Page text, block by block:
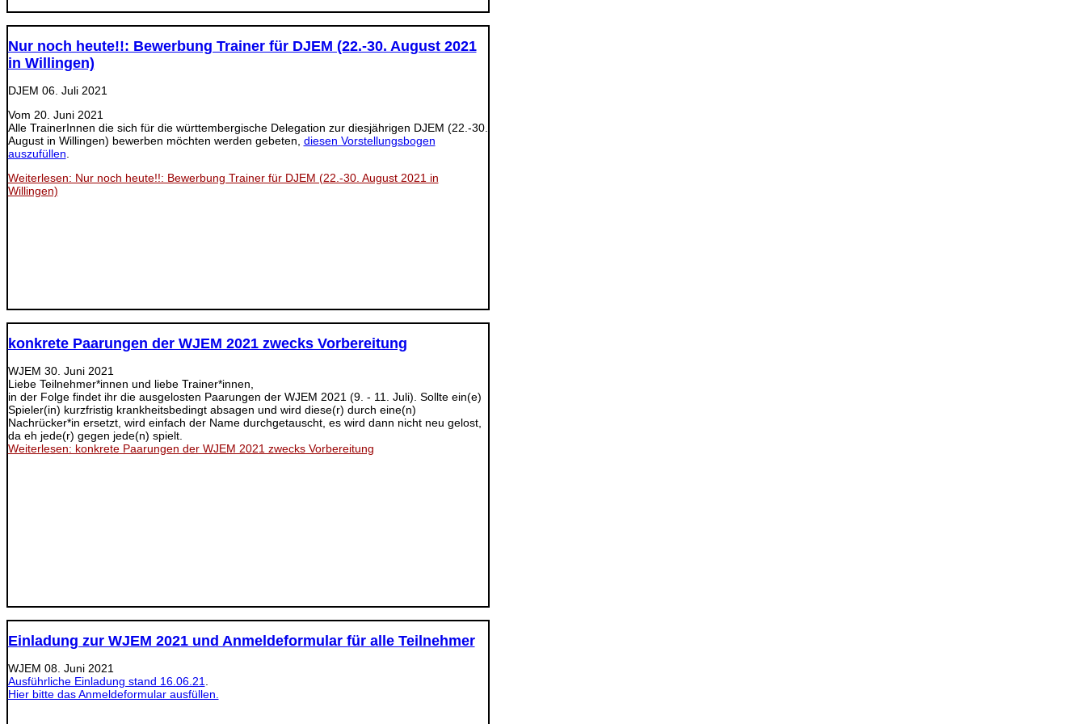
Nur noch heute!!: Bewerbung Trainer für DJEM (22.-30. August 2021
in Willingen)
DJEM 06. Juli 2021
Vom 20. Juni 2021
Alle TrainerInnen die sich für die württembergische Delegation zur diesjährigen DJEM (22.-30.
August in Willingen) bewerben möchten werden gebeten, diesen Vorstellungsbogen
auszufüllen.
Weiterlesen: Nur noch heute!!: Bewerbung Trainer für DJEM (22.-30. August 2021 in
Willingen)
konkrete Paarungen der WJEM 2021 zwecks Vorbereitung
WJEM 30. Juni 2021
Liebe Teilnehmer*innen und liebe Trainer*innen,
in der Folge findet ihr die ausgelosten Paarungen der WJEM 2021 (9. - 11. Juli). Sollte ein(e)
Spieler(in) kurzfristig krankheitsbedingt absagen und wird diese(r) durch eine(n)
Nachrücker*in ersetzt, wird einfach der Name durchgetauscht, es wird dann nicht neu gelost,
da eh jede(r) gegen jede(n) spielt.
Weiterlesen: konkrete Paarungen der WJEM 2021 zwecks Vorbereitung
Einladung zur WJEM 2021 und Anmeldeformular für alle Teilnehmer
WJEM 08. Juni 2021
Ausführliche Einladung stand 16.06.21.
Hier bitte das Anmeldeformular ausfüllen.